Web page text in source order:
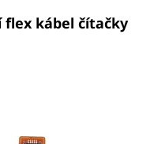
flex kábel čítačky